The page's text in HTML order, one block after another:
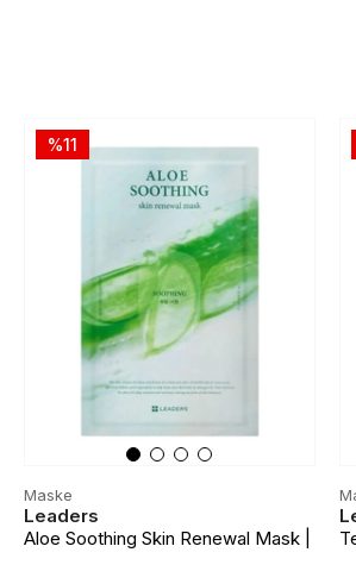
Maske
Leaders
Aloe Soothing Skin Renewal Mask |
%11